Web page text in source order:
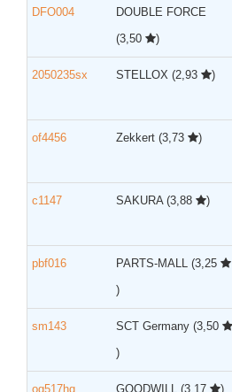
DFO004
DOUBLE FORCE
(3,50
)
2050235sx STELLOX (2,93 )
of4456 Zekkert (3,73 )
c1147 SAKURA (3,88 )
pbf016 PARTS-MALL (3,25
)
sm143 SCT Germany (3,50
)
og517hq GOODWILL (3,17 )